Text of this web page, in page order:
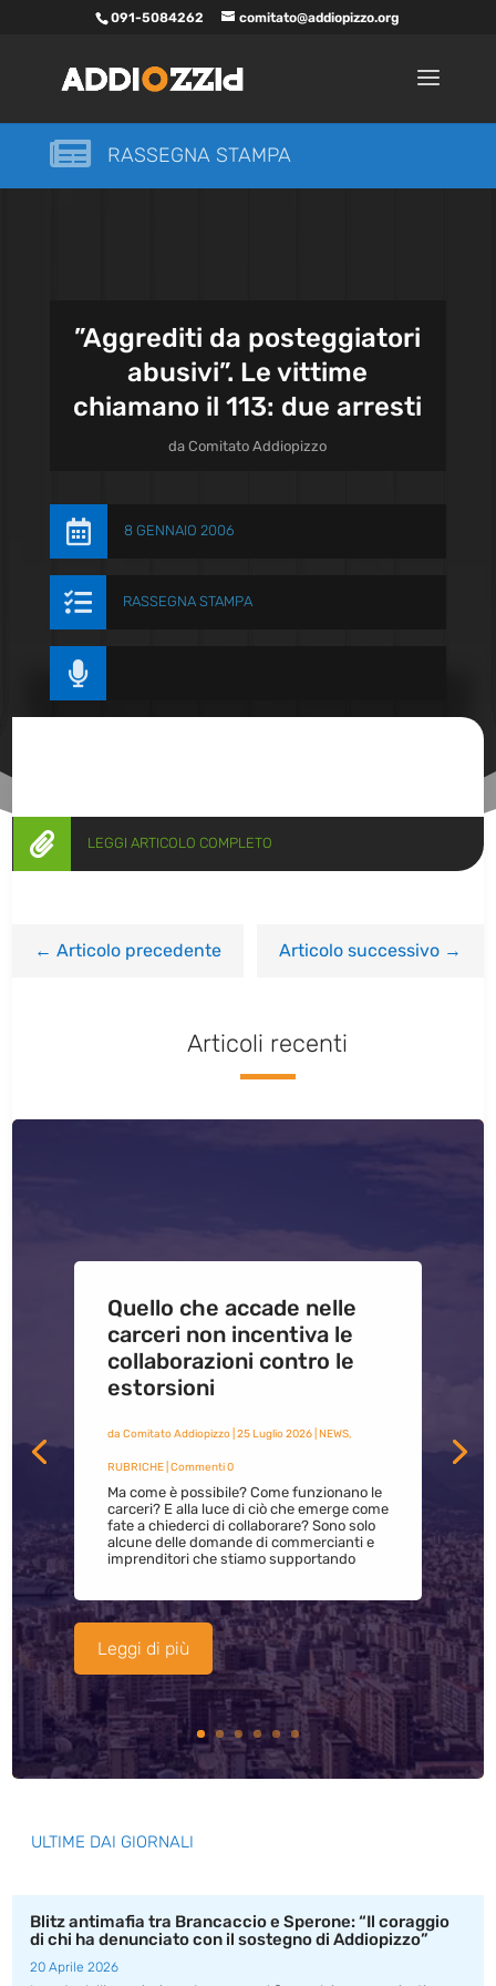
091-5084262 comitato@addiopizzo.org
 RASSEGNA STAMPA
”Aggrediti da posteggiatori
abusivi”. Le vittime
chiamano il 113: due arresti
daComitato Addiopizzo
 8 GENNAIO 2006
 RASSEGNA STAMPA

 LEGGI ARTICOLO COMPLETO
←Articolo precedente Articolo successivo→
Articoli recenti
Quello che accade nelle
carceri non incentiva le
collaborazioni contro le
estorsioni
da Comitato Addiopizzo| 25 Luglio 2026| NEWS,
RUBRICHE| Commenti 0
Ma come è possibile? Come funzionano le
carceri? E alla luce di ciò che emerge come
fate a chiederci di collaborare? Sono solo
alcune delle domande di commercianti e
imprenditori che stiamo supportando
Leggi di più
ULTIME DAI GIORNALI
Blitz antimafia tra Brancaccio e Sperone: “Il coraggio
di chi ha denunciato con il sostegno di Addiopizzo”
20 Aprile 2026